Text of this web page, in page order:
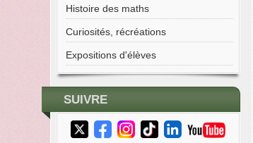
Histoire des maths
Curiosités, récréations
Expositions d'élèves
SUIVRE